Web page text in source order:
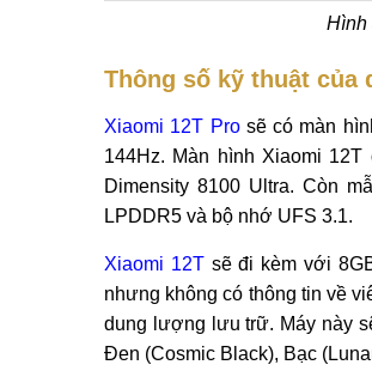
Hình
Thông số kỹ thuật của
Xiaomi 12T Prosẽ có màn
144Hz. Màn hình Xiaomi
Dimensity 8100 Ultra. Còn
LPDDR5 và bộ nhớ UFS 3.1.
Xiaomi 12Tsẽ đi kèm với
nhưng không có thông tin về
dung lượng lưu trữ. Máy này
Đen (Cosmic Black), Bạc